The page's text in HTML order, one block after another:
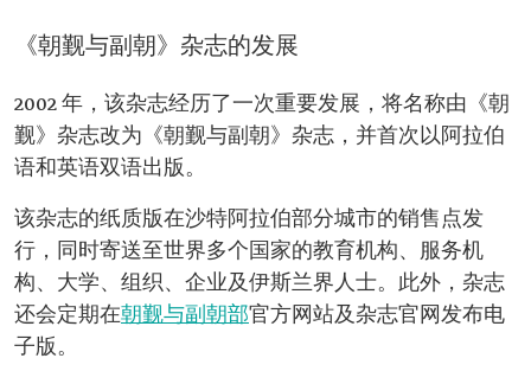
《朝觐与副朝》杂志的发展
2002 年，该杂志经历了一次重要发展，将名称由《朝
觐》杂志改为《朝觐与副朝》杂志，并首次以阿拉伯
语和英语双语出版。
该杂志的纸质版在沙特阿拉伯部分城市的销售点发
行，同时寄送至世界多个国家的教育机构、服务机
构、大学、组织、企业及伊斯兰界人士。此外，杂志
还会定期在朝觐与副朝部官方网站及杂志官网发布电
子版。